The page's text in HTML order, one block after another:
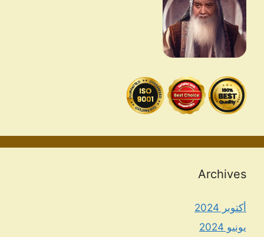
Archives
أكتوبر 2024
يونيو 2024